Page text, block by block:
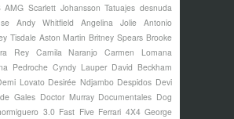
AMG Scarlett Johansson Tatuajes desnuda
Andy Whitfield Angelina Jolie Antonio
Tisdale Aston Martin Britney Spears Brooke
Rey Camila Naranjo
Carmen Lomana
Pedroche Cyndy Lauper David Beckham
Lovato Desirée Ndjambo Despidos Devi
Gales Doctor Murray Documentales Dog
3.0 Fast Five Ferrari 4X4 George